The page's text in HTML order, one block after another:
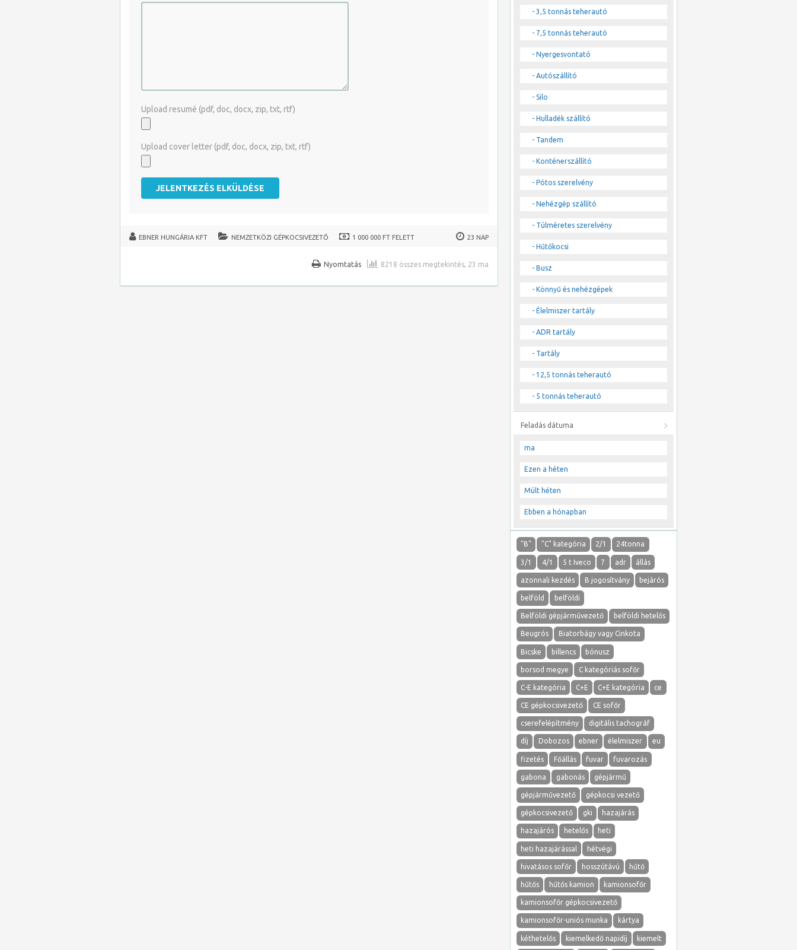
Upload resumé (pdf, doc, docx, zip, txt, rtf)
Upload cover letter (pdf, doc, docx, zip, txt, rtf)
EBNER HUNGÁRIA KFT NEMZETKÖZI GÉPKOCSIVEZETŐ 1 000 000 FT FELETT 23 NAP
8218 összes megtekintés, 23 ma
Nyomtatás
- 3,5 tonnás teherautó
- 7,5 tonnás teherautó
- Nyergesvontató
- Autószállító
- Silo
- Hulladék szállító
- Tandem
- Konténerszállító
- Pótos szerelvény
- Nehézgép szállító
- Túlméretes szerelvény
- Hűtőkocsi
- Busz
- Könnyű és nehézgépek
- Élelmiszer tartály
- ADR tartály
- Tartály
- 12,5 tonnás teherautó
- 5 tonnás teherautó
Feladás dátuma
ma
Ezen a héten
Múlt héten
Ebben a hónapban
"B" "C" kategória 2/1 24tonna
3/1 4/1 5 t Iveco 7 adr állás
azonnali kezdés B jogosítvány bejárós
belföld belföldi
Belföldi gépjárművezető belföldi hetelős
Beugrós Biatorbágy vagy Cinkota
Bicske billencs bónusz
borsod megye C kategóriás sofőr
C-E kategória C+E C+E kategória ce
CE gépkocsivezető CE sofőr
cserefelépítmény digitális tachográf
díj Dobozos ebner élelmiszer eu
fizetés Főállás fuvar fuvarozás
gabona gabonás gépjármű
gépjárművezető gépkocsi vezető
gépkocsivezető gki hazajárás
hazajárós hetelős heti
heti hazajárással hétvégi
hivatásos sofőr hosszútávú hűtő
hűtős hűtős kamion kamionsofőr
kamionsofőr gépkocsivezető
kamionsofőr-uniós munka kártya
kéthetelős kiemelkedő napidíj kiemelt